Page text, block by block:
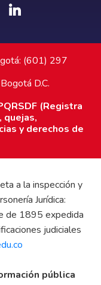
(601) 297
D.C.
(Registra
quejas,
y derechos de
a la inspección y
Jurídica:
de 1895 expedida
judiciales
pública